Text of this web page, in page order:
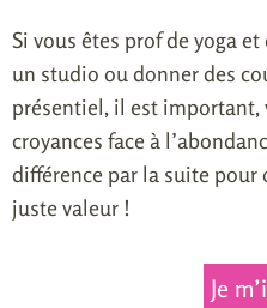
Si vous êtes prof de yoga
un studio ou donner des
présentiel, il est important,
croyances face à
différence par la suite pour
juste valeur !
Je